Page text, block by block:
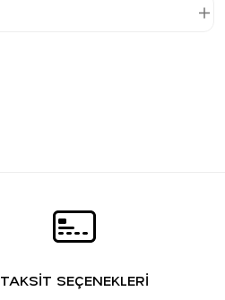
TAKSİT SEÇENEKLERİ